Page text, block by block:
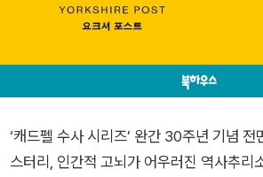
‘캐드펠 수사 시리즈’ 완간 30주년 기념 전
스터리, 인간적 고뇌가 어우러진 역사추리